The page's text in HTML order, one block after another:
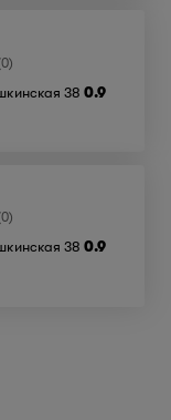
380.9
380.9